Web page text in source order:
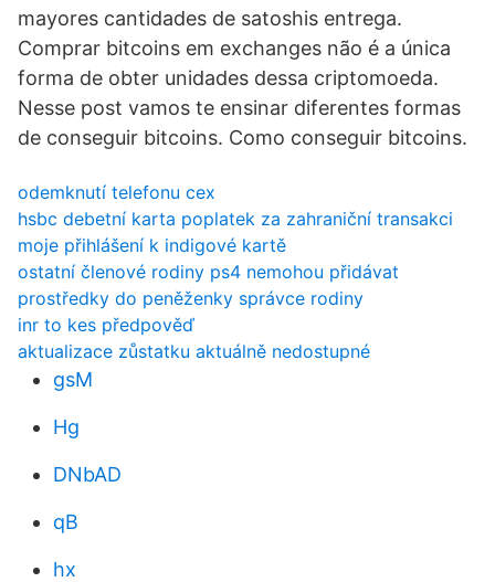
mayores cantidades de satoshis entrega.
Comprar bitcoins em exchanges não é a única
forma de obter unidades dessa criptomoeda.
Nesse post vamos te ensinar diferentes formas
de conseguir bitcoins. Como conseguir bitcoins.
odemknutí telefonu cex
hsbc debetní karta poplatek za zahraniční transakci
moje přihlášení k indigové kartě
ostatní členové rodiny ps4 nemohou přidávat
prostředky do peněženky správce rodiny
inr to kes předpověď
aktualizace zůstatku aktuálně nedostupné
gsM
Hg
DNbAD
qB
hx